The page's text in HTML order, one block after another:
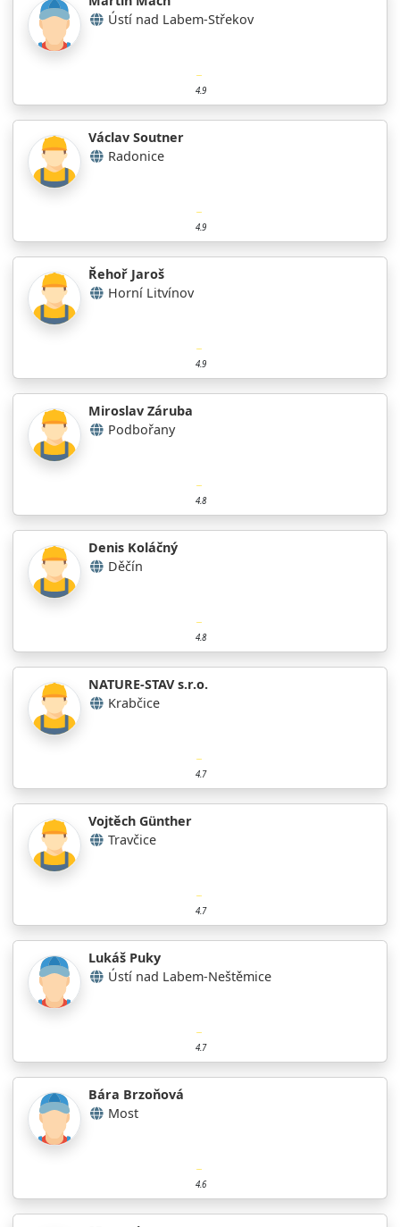
Ústí nad Labem-Střekov
4.9
Václav Soutner
Radonice
4.9
Řehoř Jaroš
Horní Litvínov
4.9
Miroslav Záruba
Podbořany
4.8
Denis Koláčný
Děčín
4.8
NATURE-STAV s.r.o.
Krabčice
4.7
Vojtěch Günther
Travčice
4.7
Lukáš Puky
Ústí nad Labem-Neštěmice
4.7
Bára Brzoňová
Most
4.6